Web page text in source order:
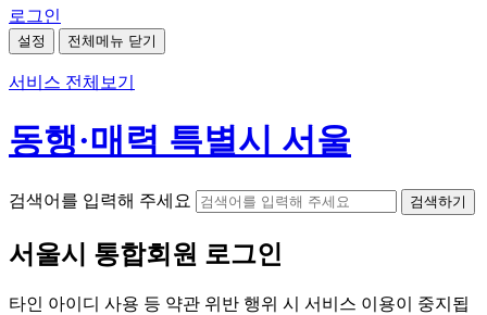
로그인
설정 전체메뉴 닫기
서비스 전체보기
동행·매력 특별시 서울
검색어를 입력해 주세요 검색하기
서울시 통합회원 로그인
타인 아이디 사용 등 약관 위반 행위 시 서비스 이용이 중지됩